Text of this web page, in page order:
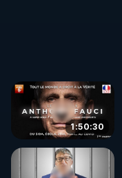
1:50:30